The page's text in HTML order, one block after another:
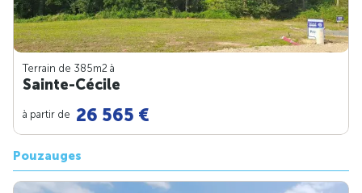
Terrain de 385m2 à
Sainte-Cécile
à partir de 26 565 €
Pouzauges